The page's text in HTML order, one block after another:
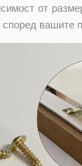
от
вашите